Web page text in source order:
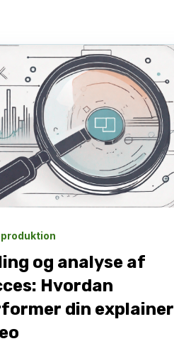
og analyse af
Hvordan
din explainer